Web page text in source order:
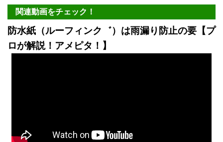
関連動画をチェック！
防水紙（ルーフィンク゛）は雨漏り防止の要【プ
ロが解説！アメピタ！】